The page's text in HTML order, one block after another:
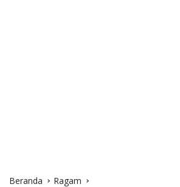
Beranda Ragam